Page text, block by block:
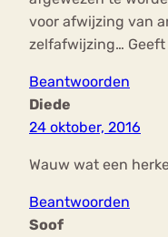
voor afwijzing van
zelfafwijzing…
Beantwoorden
Diede
24 oktober, 2016
Wauw wat een
Beantwoorden
Soof